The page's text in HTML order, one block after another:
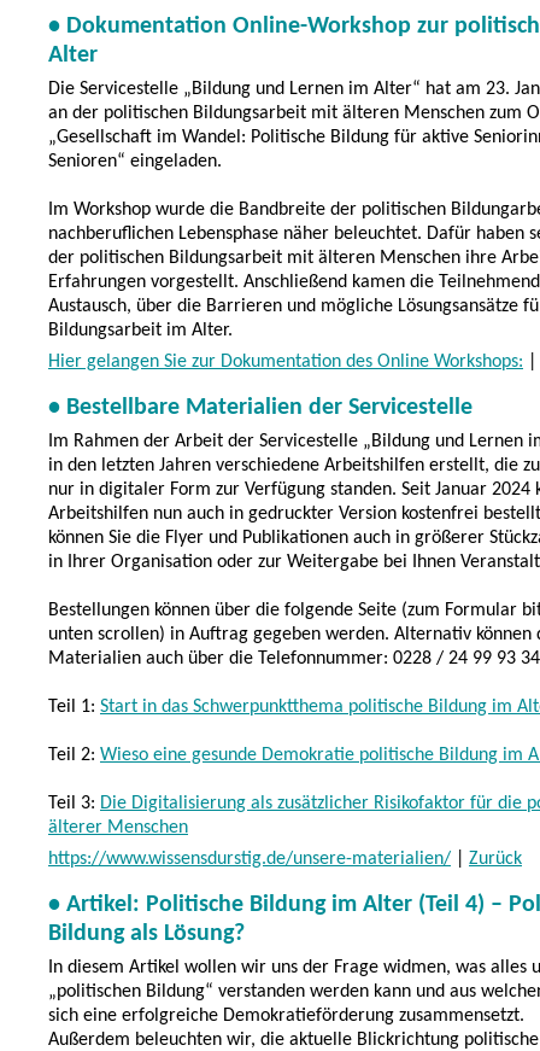
• Dokumentation Online-Workshop zur
Alter
Die Servicestelle „Bildung und Lernen im Alter“ hat am 23.
an der politischen Bildungsarbeit mit älteren Menschen zum
„Gesellschaft im Wandel: Politische Bildung für aktive
Senioren“ eingeladen.
Im Workshop wurde die Bandbreite der politischen
nachberuflichen Lebensphase näher beleuchtet. Dafür haben
der politischen Bildungsarbeit mit älteren Menschen ihre
Erfahrungen vorgestellt. Anschließend kamen die
Austausch, über die Barrieren und mögliche Lösungsansätze
Bildungsarbeit im Alter.
Hier gelangen Sie zur Dokumentation des Online Workshops:
• Bestellbare Materialien der Servicestelle
Im Rahmen der Arbeit der Servicestelle „Bildung und Lernen
in den letzten Jahren verschiedene Arbeitshilfen erstellt, die
nur in digitaler Form zur Verfügung standen. Seit Januar 2024
Arbeitshilfen nun auch in gedruckter Version kostenfrei
können Sie die Flyer und Publikationen auch in größerer
in Ihrer Organisation oder zur Weitergabe bei Ihnen
Bestellungen können über die folgende Seite (zum Formular
unten scrollen) in Auftrag gegeben werden. Alternativ können
Materialien auch über die Telefonnummer: 0228 / 24 99 93
Teil 1: Start in das Schwerpunktthema politische Bildung im
Teil 2: Wieso eine gesunde Demokratie politische Bildung im
Teil 3: Die Digitalisierung als zusätzlicher Risikofaktor für die
älterer Menschen
https://www.wissensdurstig.de/unsere-materialien/
Zurück
• Artikel: Politische Bildung im Alter (Teil 4) –
Bildung als Lösung?
In diesem Artikel wollen wir uns der Frage widmen, was alles
„politischen Bildung“ verstanden werden kann und aus
sich eine erfolgreiche Demokratieförderung zusammensetzt.
Außerdem beleuchten wir, die aktuelle Blickrichtung